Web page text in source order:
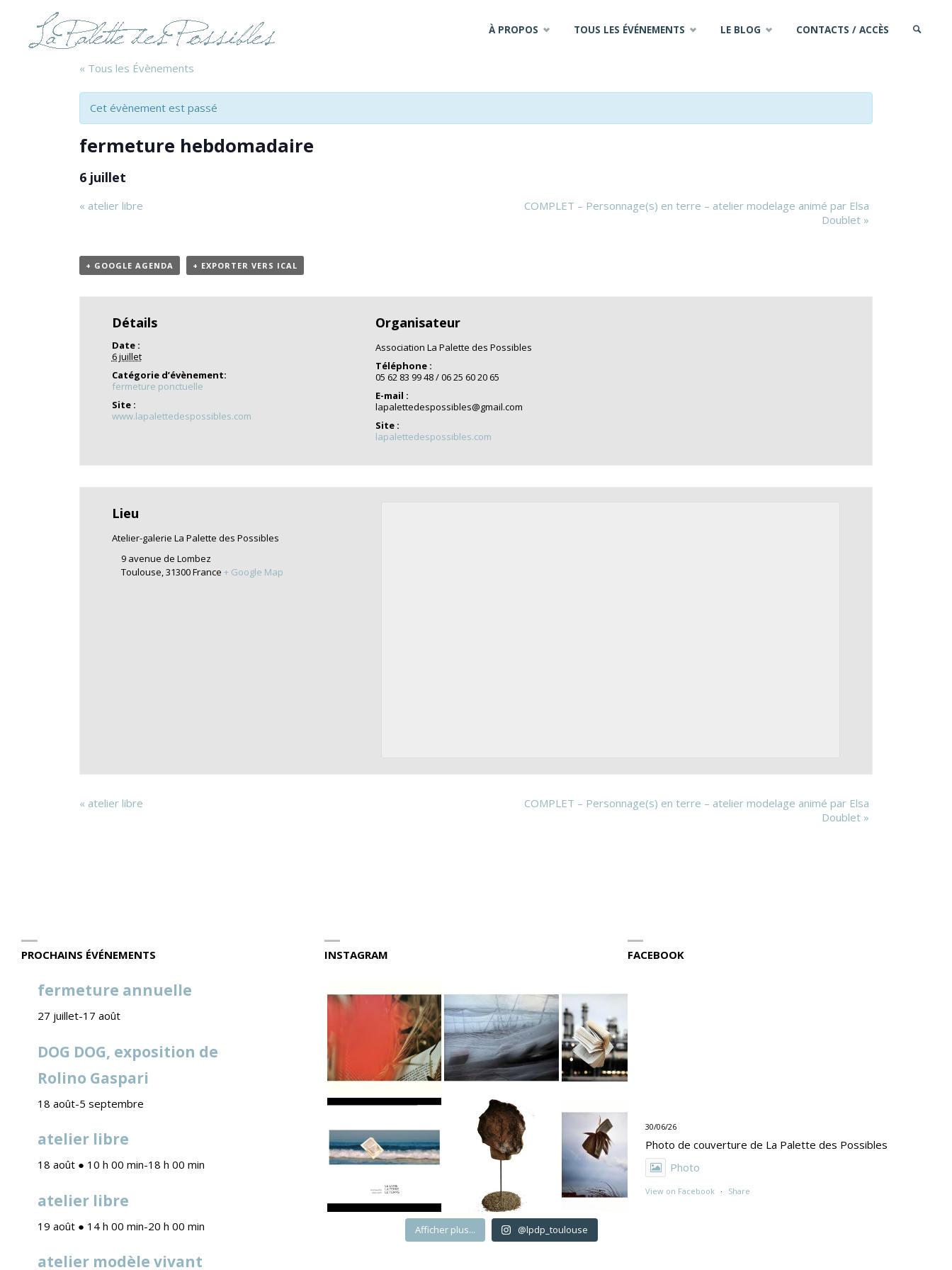
content
À PROPOS TOUS LES ÉVÉNEMENTS LE BLOG CONTACTS / ACCÈS
« Tous les Évènements
Cet évènement est passé
fermeture hebdomadaire
6 juillet
« atelier libre
COMPLET – Personnage(s) en terre – atelier modelage animé par Elsa
Doublet »
+ GOOGLE AGENDA + EXPORTER VERS ICAL
Détails
Date :
6 juillet
Catégorie d’évènement:
fermeture ponctuelle
Site :
www.lapalettedespossibles.com
Organisateur
Association La Palette des Possibles
Téléphone :
05 62 83 99 48 / 06 25 60 20 65
E-mail :
lapalettedespossibles@gmail.com
Site :
lapalettedespossibles.com
Lieu
Atelier-galerie La Palette des Possibles
9 avenue de Lombez
Toulouse,31300France + Google Map
« atelier libre
COMPLET – Personnage(s) en terre – atelier modelage animé par Elsa
Doublet »
PROCHAINS ÉVÉNEMENTS
fermeture annuelle
27 juillet-17 août
DOG DOG, exposition de
Rolino Gaspari
18 août-5 septembre
atelier libre
18 août ● 10 h 00 min-18 h 00 min
atelier libre
19 août ● 14 h 00 min-20 h 00 min
atelier modèle vivant
INSTAGRAM
Afficher plus... @lpdp_toulouse
FACEBOOK
30/06/26
Photo de couverture de La Palette des Possibles
Photo
View on Facebook · Share